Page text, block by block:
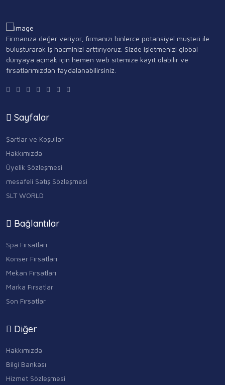
Firmanıza değer veriyor, firmanızı binlerce potansiyel müşteri ile
buluşturarak iş hacminizi arttırıyoruz. Sizde işletmenizi global
dünyaya açmak için hemen web sitemize kayıt olabilir ve
fırsatlarımızdan faydalanabilirsiniz.
Sayfalar
Şartlar ve Koşullar
Hakkımızda
Üyelik Sözleşmesi
mesafeli Satış Sözleşmesi
SLT WORLD
Bağlantılar
Spa Fırsatları
Konser Fırsatları
Mekan Fırsatları
Marka Fırsatlar
Son Fırsatlar
Diğer
Hakkımızda
Bilgi Bankası
Hizmet Sözleşmesi